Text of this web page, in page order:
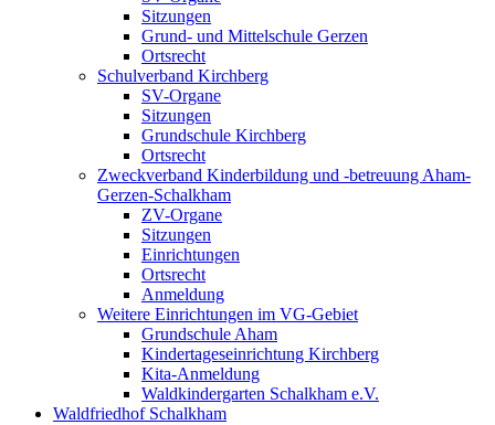
Sitzungen
Grund- und Mittelschule Gerzen
Ortsrecht
Schulverband Kirchberg
SV-Organe
Sitzungen
Grundschule Kirchberg
Ortsrecht
Zweckverband Kinderbildung und -betreuung Aham-
Gerzen-Schalkham
ZV-Organe
Sitzungen
Einrichtungen
Ortsrecht
Anmeldung
Weitere Einrichtungen im VG-Gebiet
Grundschule Aham
Kindertageseinrichtung Kirchberg
Kita-Anmeldung
Waldkindergarten Schalkham e.V.
Waldfriedhof Schalkham